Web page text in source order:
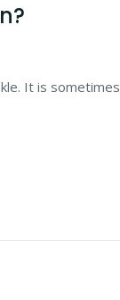
It is sometimes